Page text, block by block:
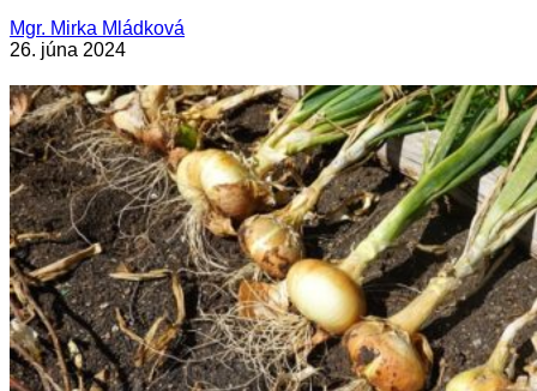
Mgr. Mirka Mládková
26. júna 2024